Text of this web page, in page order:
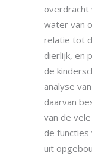
overdracht
water van
relatie tot
dierlijk, en
de
analyse
daarvan
van de
de functies
uit